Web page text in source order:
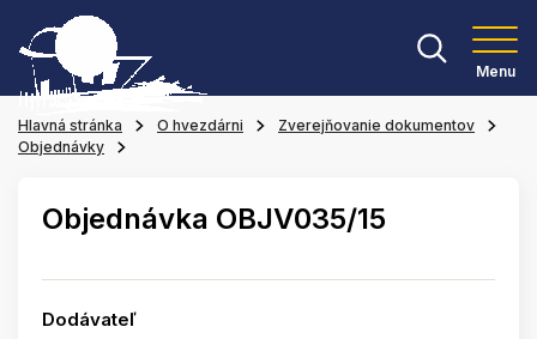
Menu
Hlavná stránka O hvezdárni
Zverejňovanie dokumentov
Objednávky
Objednávka OBJV035/15
Dodávateľ